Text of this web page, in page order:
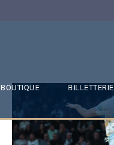
BOUTIQUE BILLETTERIE